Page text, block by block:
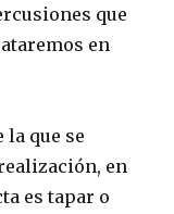
que
en
la que se
en
es tapar o